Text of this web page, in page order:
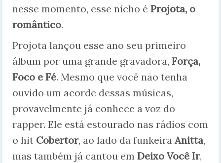
nesse momento, esse nicho é Projota, o
romântico.
Projota lançou esse ano seu primeiro
álbum por uma grande gravadora, Força,
Foco e Fé. Mesmo que você não tenha
ouvido um acorde dessas músicas,
provavelmente já conhece a voz do
rapper. Ele está estourado nas rádios com
o hit Cobertor, ao lado da funkeira Anitta,
mas também já cantou em Deixo Você Ir,